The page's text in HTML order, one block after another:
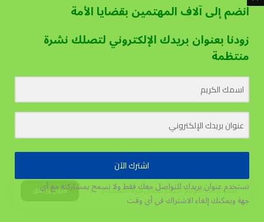
يستخدم هذا الموقع الكوكيز لتحسين تجربة المستخدم. قبول وإغلاق
انضم إلى آلاف المهتمين بقضايا الأمة
زودنا بعنوان بريدك الإلكتروني لتصلك نشرة
منتظمة
اشترك الآن
نستخدم عنوان بريدك للتواصل معك فقط ولا نسمح بمشاركته مع أي
جهةويمكنك إلغاء الاشتراك في أي وقت